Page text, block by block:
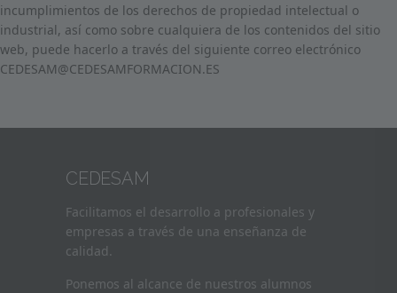
incumplimientos de los derechos de propiedad intelectual o
industrial, así como sobre cualquiera de los contenidos del sitio
web, puede hacerlo a través del siguiente correo electrónico
CEDESAM@CEDESAMFORMACION.ES
CEDESAM
Facilitamos el desarrollo a profesionales y
empresas a través de una enseñanza de
calidad.
Ponemos al alcance de nuestros alumnos